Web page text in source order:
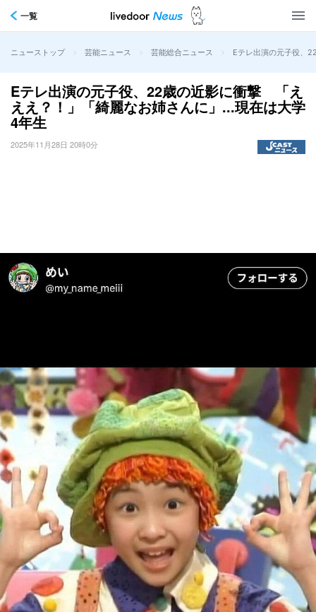
一覧
ニューストップ > 芸能ニュース > 芸能総合ニュース > Eテレ出演の元子役、
Eテレ出演の元子役、22歳の近影に衝撃 「え
ええ？！」「綺麗なお姉さんに」...現在は大学
4年生
2025年11月28日 20時0分